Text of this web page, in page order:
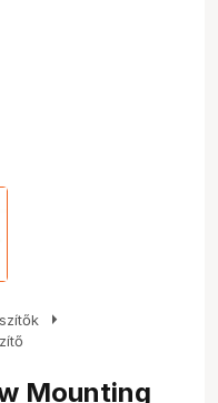
arrow_right
Mounting